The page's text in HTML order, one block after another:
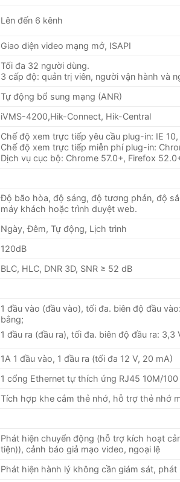
Lên đến 6 kênh
Giao diện video mạng mở, ISAPI
Tối đa 32 người dùng.
3 cấp độ: quản trị viên, người vận hành và
Tự động bổ sung mạng (ANR)
iVMS-4200,Hik-Connect, Hik-Central
Chế độ xem trực tiếp yêu cầu plug-in: IE 10,
Chế độ xem trực tiếp miễn phí plug-in:
Dịch vụ cục bộ: Chrome 57.0+, Firefox
Độ bão hòa, độ sáng, độ tương phản, độ
máy khách hoặc trình duyệt web.
Ngày, Đêm, Tự động, Lịch trình
120dB
BLC, HLC, DNR 3D, SNR ≥ 52 dB
1 đầu vào (đầu vào), tối đa. biên độ đầu
bằng;
1 đầu ra (đầu ra), tối đa. biên độ đầu ra:
1A 1 đầu vào, 1 đầu ra (tối đa 12 V, 20 mA)
1 cổng Ethernet tự thích ứng RJ45 10M/100
Tích hợp khe cắm thẻ nhớ, hỗ trợ thẻ nhớ
Phát hiện chuyển động (hỗ trợ kích hoạt
tiện)), cảnh báo giả mạo video, ngoại lệ
Phát hiện hành lý không cần giám sát,